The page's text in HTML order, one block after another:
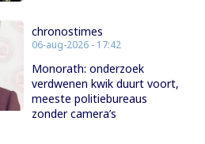
chronostimes
06-aug-2026 - 17:42
Monorath: onderzoek
verdwenen kwik duurt voort,
meeste politiebureaus
zonder camera’s